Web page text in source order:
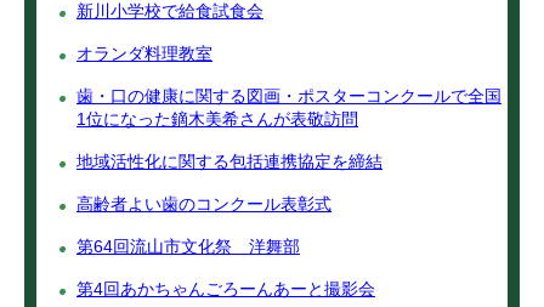
新川小学校で給食試食会
オランダ料理教室
歯・口の健康に関する図画・ポスターコンクールで全国
1位になった鏑木美希さんが表敬訪問
地域活性化に関する包括連携協定を締結
高齢者よい歯のコンクール表彰式
第64回流山市文化祭 洋舞部
第4回あかちゃんごろーんあーと撮影会